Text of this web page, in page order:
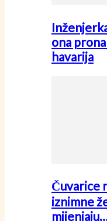
ona
havarija
Čuvarice
iznimne